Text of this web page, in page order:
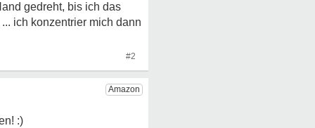
gedreht, bis ich das
ich konzentrier mich dann
#2